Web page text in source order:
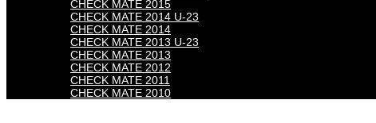
CHECK MATE 2015
CHECK MATE 2014 U-23
CHECK MATE 2014
CHECK MATE 2013 U-23
CHECK MATE 2013
CHECK MATE 2012
CHECK MATE 2011
CHECK MATE 2010